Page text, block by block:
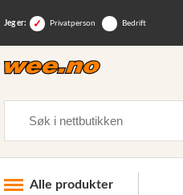
Jeg er: Privatperson Bedrift
Alle produkter